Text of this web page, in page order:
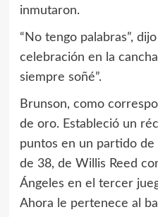
inmutaron.
“No tengo palabras”,
celebración en la
siempre soñé”.
Brunson, como
de oro. Estableció un
puntos en un partido
de 38, de Willis Reed
Ángeles en el tercer
Ahora le pertenece al